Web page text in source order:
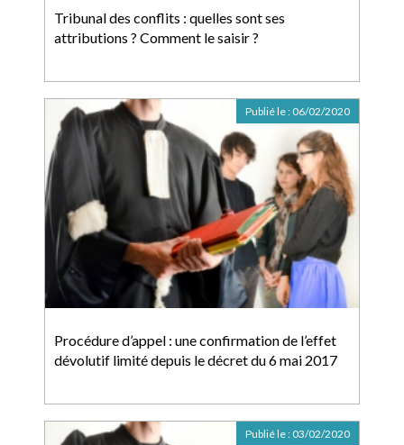
Tribunal des conflits : quelles sont ses
attributions ? Comment le saisir ?
Procédure d’appel : une confirmation de l’effet
dévolutif limité depuis le décret du 6 mai 2017
Publié le : 06/02/2020
Publié le : 03/02/2020